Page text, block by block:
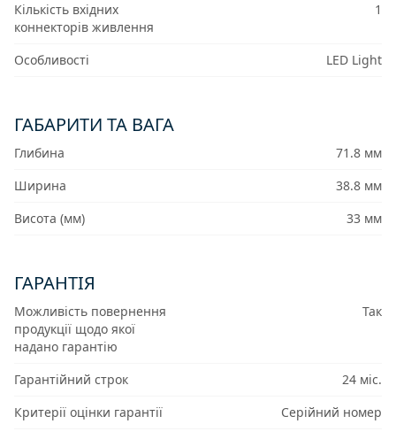
Кількість вхідних
коннекторів живлення
1
Особливості LED Light
ГАБАРИТИ ТА ВАГА
Глибина
71.8 мм
Ширина
38.8 мм
Висота (мм)
33 мм
ГАРАНТІЯ
Можливість повернення
продукції щодо якої
надано гарантію
Так
Гарантійний строк
24 міс.
Критерії оцінки гарантії
Серійний номер